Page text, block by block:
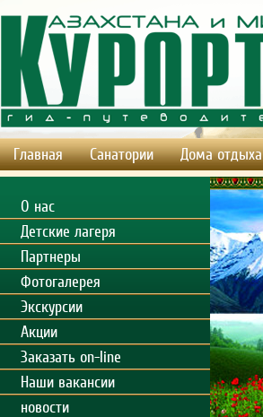
Главная Санатории Дома отдыха
О нас
Детские лагеря
Партнеры
Фотогалерея
Экскурсии
Акции
Заказать on-line
Наши вакансии
новости